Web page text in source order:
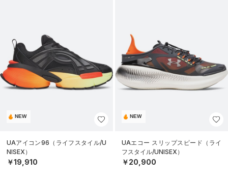
NEW
UAアイコン96（ライフスタイル/U
NISEX）
￥19,910
NEW
UAエコー スリップスピード（ライ
フスタイル/UNISEX）
￥20,900